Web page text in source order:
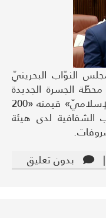
البحرينيّ
الجسرة الجديدة
للكهرباء، بقرضٍ من «بنك التنميّة الإسلاميّ» قيمته «200
لدى هيئة
بدون تعليق